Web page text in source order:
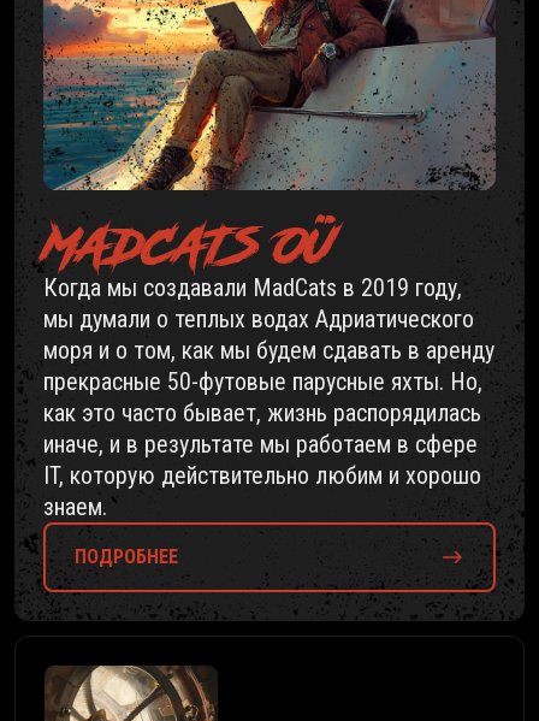
MADCATS OÜ
Когда мы создавали MadCats в 2019 году,
мы думали о теплых водах Адриатического
моря и о том, как мы будем сдавать в аренду
прекрасные 50-футовые парусные яхты. Но,
как это часто бывает, жизнь распорядилась
иначе, и в результате мы работаем в сфере
IT, которую действительно любим и хорошо
знаем.
ПОДРОБНЕЕ